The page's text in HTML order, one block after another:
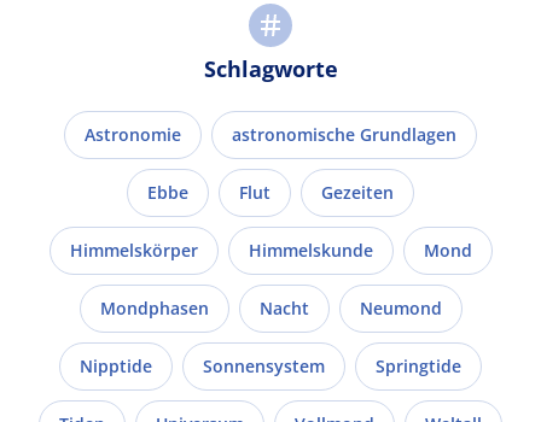
Schlagworte
Astronomie astronomische Grundlagen
Ebbe Flut Gezeiten
Himmelskörper Himmelskunde Mond
Mondphasen Nacht Neumond
Nipptide Sonnensystem Springtide